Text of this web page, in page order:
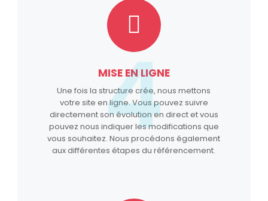
MISE EN LIGNE
Une fois la structure crée, nous mettons
votre site en ligne. Vous pouvez suivre
directement son évolution en direct et vous
pouvez nous indiquer les modifications que
vous souhaitez. Nous procédons également
aux différentes étapes du référencement.
4